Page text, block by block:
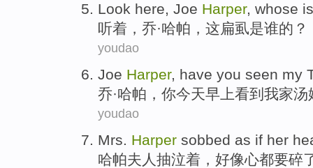
Look here, Joe Harper, whose is
听着， 乔·哈帕， 这扁虱是谁的 ？
youdao
Joe Harper, have you seen my
乔·哈帕， 你今天早上看到 我家汤
youdao
Mrs. Harper sobbed as if her
哈帕夫人 抽泣着 ， 好像心都要碎